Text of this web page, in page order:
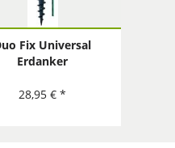
Fix Universal
Erdanker
28,95 € *